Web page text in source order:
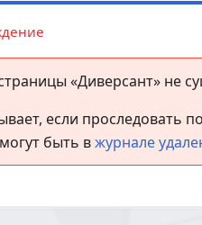
«Диверсант» не
если проследовать
быть вжурнале